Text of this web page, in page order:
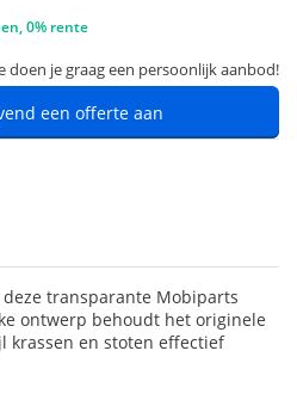
0% rente
doen je graag een persoonlijk aanbod!
een offerte aan
transparante Mobiparts
ontwerp behoudt het originele
krassen en stoten effectief